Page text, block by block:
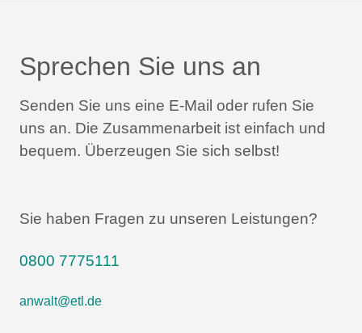
Sprechen Sie uns an
Senden Sie uns eine E-Mail oder rufen Sie
uns an. Die Zusammenarbeit ist einfach und
bequem. Überzeugen Sie sich selbst!
Sie haben Fragen zu unseren Leistungen?
0800 7775111
anwalt@etl.de